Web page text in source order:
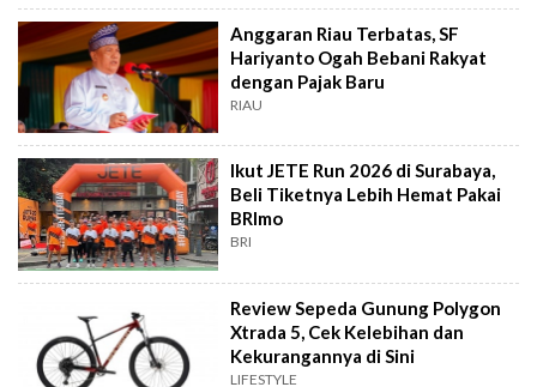
Anggaran Riau Terbatas, SF
Hariyanto Ogah Bebani Rakyat
dengan Pajak Baru
RIAU
Ikut JETE Run 2026 di Surabaya,
Beli Tiketnya Lebih Hemat Pakai
BRImo
BRI
Review Sepeda Gunung Polygon
Xtrada 5, Cek Kelebihan dan
Kekurangannya di Sini
LIFESTYLE